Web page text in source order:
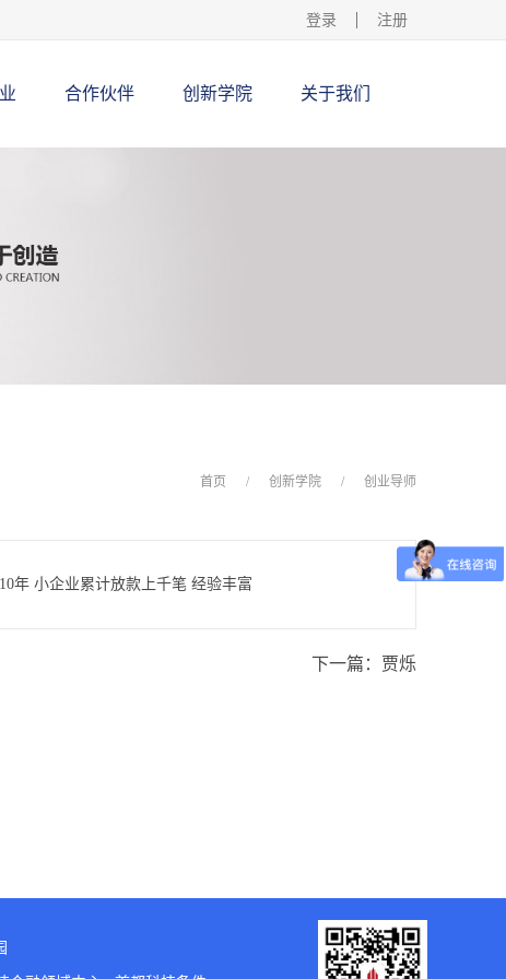
登录 注册
合作伙伴 创新学院 关于我们
首页 / 创新学院 / 创业导师
年 小企业累计放款上千笔 经验丰富
下一篇： 贾烁